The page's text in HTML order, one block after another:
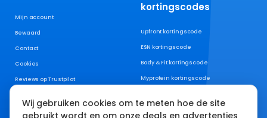
Mijn account
Bewaard
Contact
Cookies
Reviews op Trustpilot
kortingscodes
Upfront kortingscode
ESN kortingscode
Body & Fit kortingscode
Myprotein kortingscode
Wij gebruiken cookies om te meten hoe de site
gebruikt wordt en om onze deals en advertenties